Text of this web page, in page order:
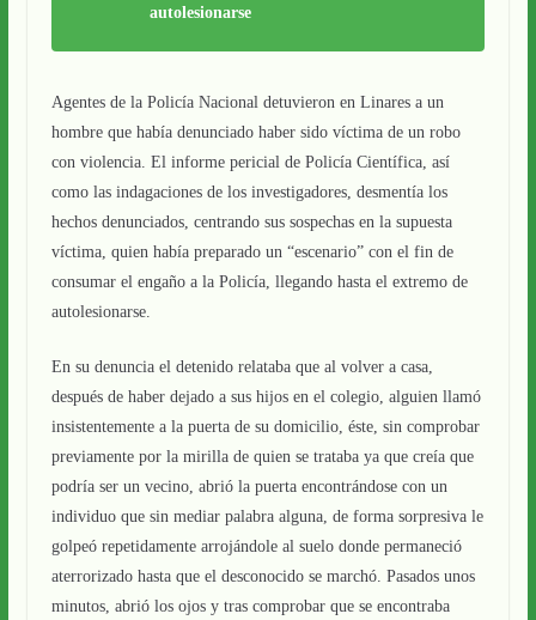
autolesionarse
Agentes de la Policía Nacional detuvieron en Linares a un
hombre que había denunciado haber sido víctima de un robo
con violencia. El informe pericial de Policía Científica, así
como las indagaciones de los investigadores, desmentía los
hechos denunciados, centrando sus sospechas en la supuesta
víctima, quien había preparado un “escenario” con el fin de
consumar el engaño a la Policía, llegando hasta el extremo de
autolesionarse.
En su denuncia el detenido relataba que al volver a casa,
después de haber dejado a sus hijos en el colegio, alguien llamó
insistentemente a la puerta de su domicilio, éste, sin comprobar
previamente por la mirilla de quien se trataba ya que creía que
podría ser un vecino, abrió la puerta encontrándose con un
individuo que sin mediar palabra alguna, de forma sorpresiva le
golpeó repetidamente arrojándole al suelo donde permaneció
aterrorizado hasta que el desconocido se marchó. Pasados unos
minutos, abrió los ojos y tras comprobar que se encontraba